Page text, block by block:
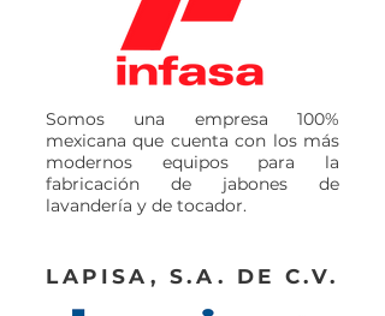
Somos una empresa 100%
mexicana que cuenta con los más
modernos equipos para la
fabricación de jabones de
lavandería y de tocador.
LAPISA, S.A. DE C.V.